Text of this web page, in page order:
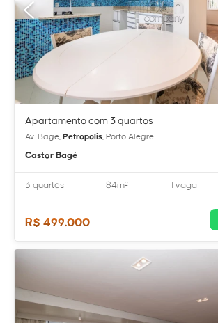
Apartamento com 3 quartos
Av. Bagé, Petrópolis, Porto Alegre
Castor Bagé
3 quartos 84m² 1 vaga
R$ 499.000